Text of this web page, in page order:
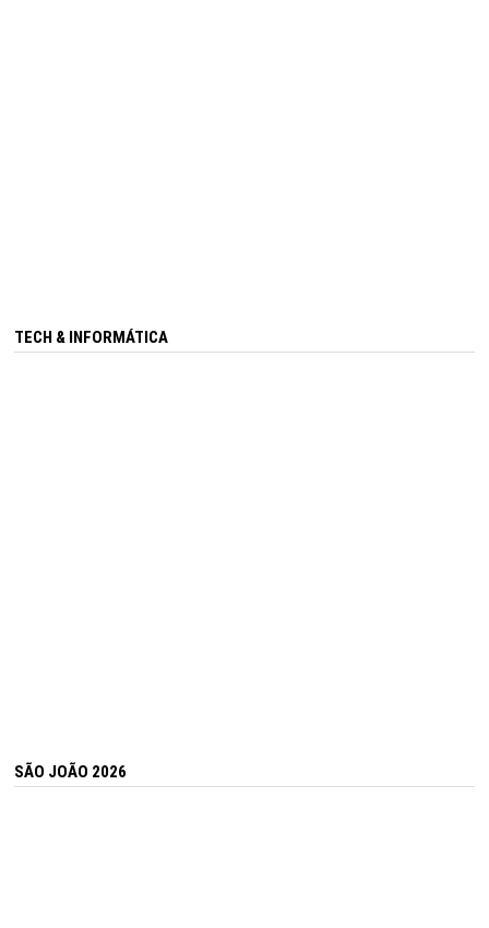
TECH & INFORMÁTICA
SÃO JOÃO 2026